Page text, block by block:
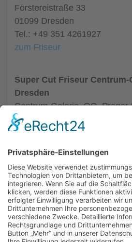
Förstereistraße 33
01099 Dresden
Tel.: +49 351 4261927
zum Friseur
Super Cut Friseur Centrum-
Dresden
Centrum-Galerie, OG, Prager
01069 Dresden
Tel.: +49 351 48437410
ALLGEMEIN
FRISEURE